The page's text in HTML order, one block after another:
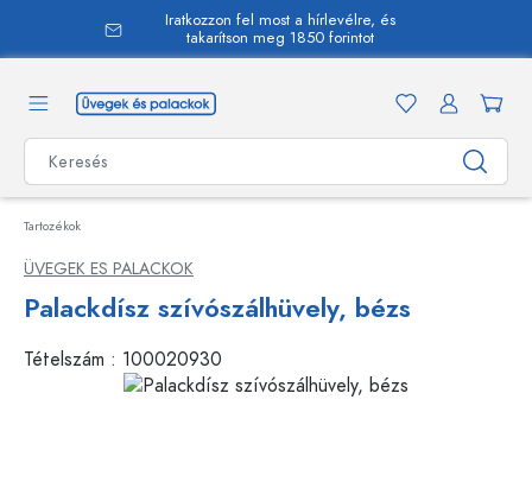
Iratkozzon fel most a hírlevélre, és
takarítson meg 1850 forintot
Tartozékok
ÜVEGEK ES PALACKOK
Palackdísz szívószálhüvely, bézs
Tételszám : 100020930